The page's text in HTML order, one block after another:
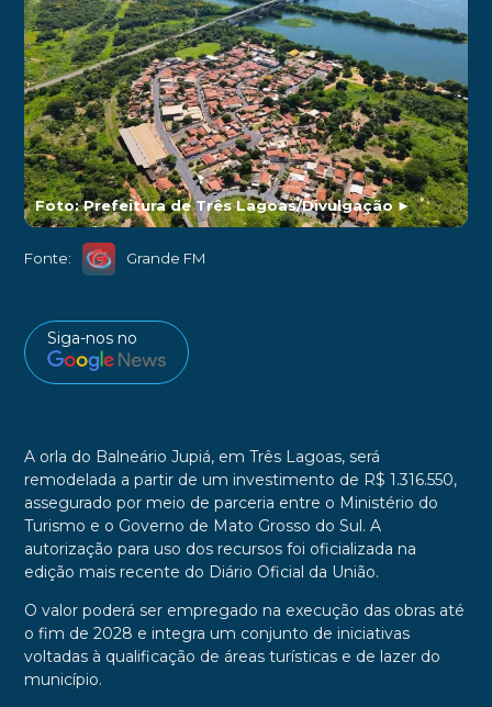
Foto: Prefeitura de Três Lagoas/Divulgação►
Fonte: Grande FM
Siga-nos no
A orla do Balneário Jupiá, em Três Lagoas, será
remodelada a partir de um investimento de R$ 1.316.550,
assegurado por meio de parceria entre o Ministério do
Turismo e o Governo de Mato Grosso do Sul. A
autorização para uso dos recursos foi oficializada na
edição mais recente do Diário Oficial da União.
O valor poderá ser empregado na execução das obras até
o fim de 2028 e integra um conjunto de iniciativas
voltadas à qualificação de áreas turísticas e de lazer do
município.